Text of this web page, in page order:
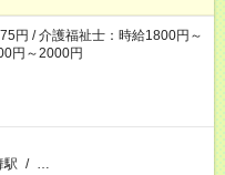
円 / 介護福祉士：時給1800円～
円～2000円
駅 / …